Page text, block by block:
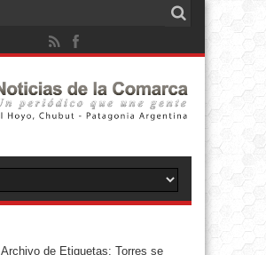
Archivo de Etiquetas: Torres se